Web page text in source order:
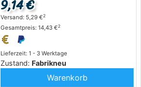
Lieferzeit: 1 - 3 Werktage
Zustand: Fabrikneu
9,14 €
Versand: 5,29 €2
Gesamtpreis: 14,43 €2
Warenkorb